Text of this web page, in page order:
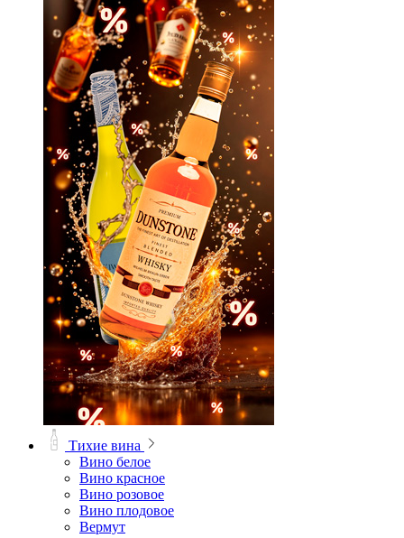
Тихие вина
Вино белое
Вино красное
Вино розовое
Вино плодовое
Вермут